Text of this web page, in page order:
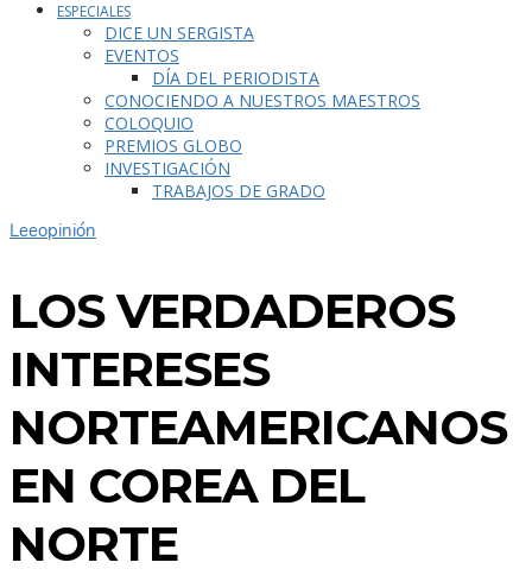
ESPECIALES
DICE UN SERGISTA
EVENTOS
DÍA DEL PERIODISTA
CONOCIENDO A NUESTROS MAESTROS
COLOQUIO
PREMIOS GLOBO
INVESTIGACIÓN
TRABAJOS DE GRADO
Leeopinión
LOS VERDADEROS
INTERESES
NORTEAMERICANOS
EN COREA DEL
NORTE